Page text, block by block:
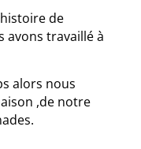
de
avons travaillé à
alors nous
,de notre